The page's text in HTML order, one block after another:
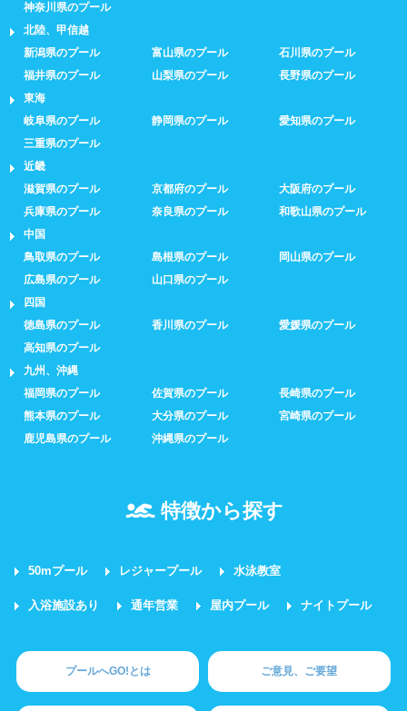
神奈川県のプール
北陸、甲信越
新潟県のプール
富山県のプール
石川県のプール
福井県のプール
山梨県のプール
長野県のプール
東海
岐阜県のプール
静岡県のプール
愛知県のプール
三重県のプール
近畿
滋賀県のプール
京都府のプール
大阪府のプール
兵庫県のプール
奈良県のプール
和歌山県のプール
中国
鳥取県のプール
島根県のプール
岡山県のプール
広島県のプール
山口県のプール
四国
徳島県のプール
香川県のプール
愛媛県のプール
高知県のプール
九州、沖縄
福岡県のプール
佐賀県のプール
長崎県のプール
熊本県のプール
大分県のプール
宮崎県のプール
鹿児島県のプール
沖縄県のプール
特徴から探す
50mプール レジャープール 水泳教室
入浴施設あり 通年営業 屋内プール ナイトプール
プールへGO!とは ご意見、ご要望